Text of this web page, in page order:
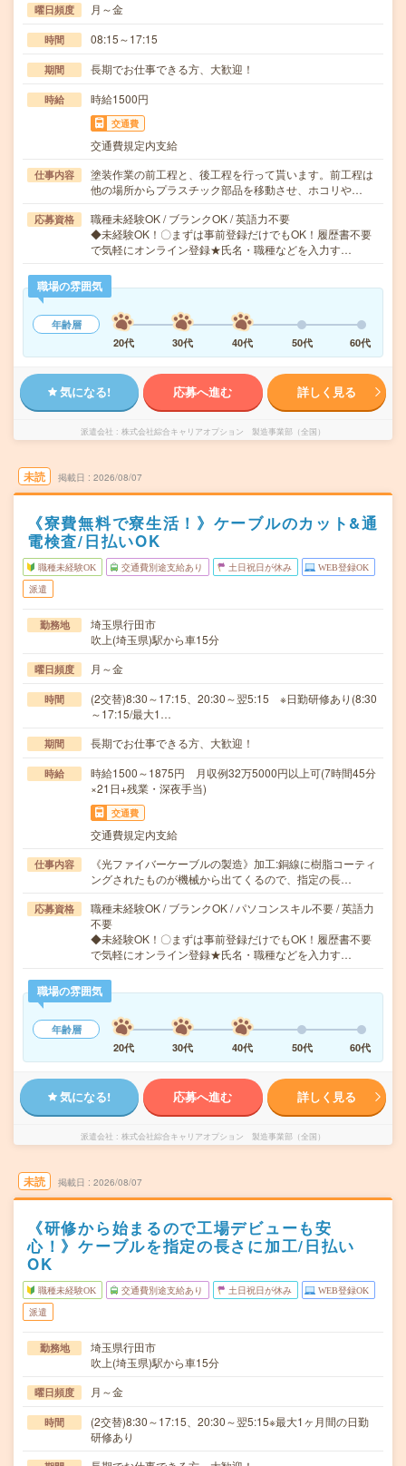
曜日頻度 月～金
時間 08:15～17:15
期間 長期でお仕事できる方、大歓迎！
時給 時給1500円
交通費
交通費規定内支給
仕事内容
塗装作業の前工程と、後工程を行って貰います。前工程は
他の場所からプラスチック部品を移動させ、ホコリや…
応募資格
職種未経験OK / ブランクOK / 英語力不要
◆未経験OK！〇まずは事前登録だけでもOK！履歴書不要
で気軽にオンライン登録★氏名・職種などを入力す…
職場の雰囲気
年齢層
20代
30代 40代 50代 60代
気になる! 応募へ進む 詳しく見る
派遣会社 株式会社綜合キャリアオプション 製造事業部（全国）
未読 掲載日 2026/08/07
《寮費無料で寮生活！》ケーブルのカット&通
電検査/日払いOK
職種未経験OK 交通費別途支給あり 土日祝日が休み WEB登録OK
派遣
勤務地
埼玉県行田市
吹上(埼玉県)駅から車15分
曜日頻度 月～金
時間
(2交替)8:30～17:15、20:30～翌5:15 ※日勤研修あり(8:30
～17:15/最大1…
期間 長期でお仕事できる方、大歓迎！
時給
時給1500～1875円 月収例32万5000円以上可(7時間45分
×21日+残業・深夜手当)
交通費
交通費規定内支給
仕事内容
《光ファイバーケーブルの製造》加工:銅線に樹脂コーティ
ングされたものが機械から出てくるので、指定の長…
応募資格
職種未経験OK / ブランクOK / パソコンスキル不要 / 英語力
不要
◆未経験OK！〇まずは事前登録だけでもOK！履歴書不要
で気軽にオンライン登録★氏名・職種などを入力す…
職場の雰囲気
年齢層
20代
30代 40代 50代 60代
気になる! 応募へ進む 詳しく見る
派遣会社 株式会社綜合キャリアオプション 製造事業部（全国）
未読 掲載日 2026/08/07
《研修から始まるので工場デビューも安
心！》ケーブルを指定の長さに加工/日払い
OK
職種未経験OK 交通費別途支給あり 土日祝日が休み WEB登録OK
派遣
勤務地
埼玉県行田市
吹上(埼玉県)駅から車15分
曜日頻度 月～金
時間
(2交替)8:30～17:15、20:30～翌5:15※最大1ヶ月間の日勤
研修あり